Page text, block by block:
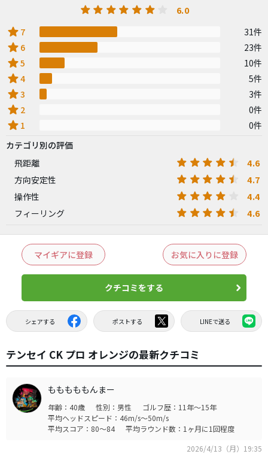
6.0
star 7 31件
star 6 23件
star5 10件
star4 5件
star3 3件
star 2 0件
star 1
0件
カテゴリ別の評価
飛距離
4.6
方向安定性 4.7
操作性 4.4
フィーリング 4.6
マイギアに登録 お気に入りに登録
クチコミをする
シェアする ポストする LINEで送る
テンセイ CK プロ オレンジの最新クチコミ
もももももんまー
年齢：40歳 性別：男性
ゴルフ歴：11年～15年
平均ヘッドスピード：46m/s～50m/s
平均スコア：80～84
平均ラウンド数：1ヶ月に1回程度
2026/4/13（月）19:35